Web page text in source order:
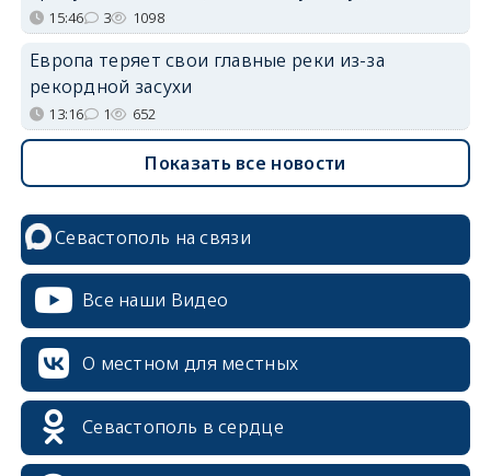
15:46 3 1098
Европа теряет свои главные реки из-за
рекордной засухи
13:16 1 652
Показать все новости
Севастополь на связи
Все наши Видео
О местном для местных
Севастополь в сердце